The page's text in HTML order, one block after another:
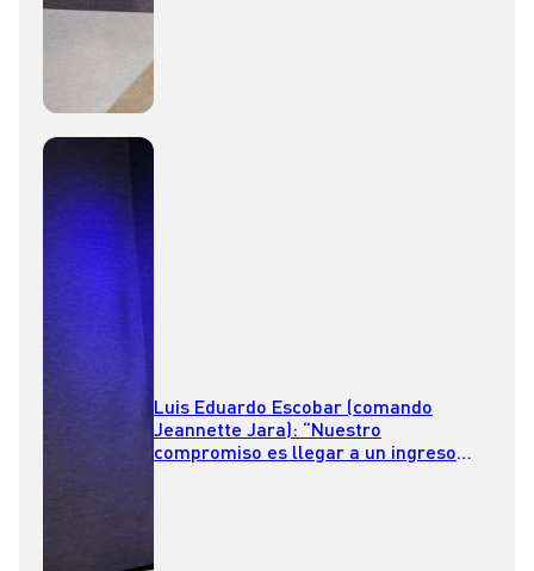
Luis Eduardo Escobar (comando
Jeannette Jara): “Nuestro
compromiso es llegar a un ingreso